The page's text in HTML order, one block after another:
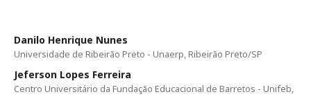
Danilo Henrique Nunes
Universidade de Ribeirão Preto - Unaerp, Ribeirão Preto/SP
Jeferson Lopes Ferreira
Centro Universitário da Fundação Educacional de Barretos - Unifeb,